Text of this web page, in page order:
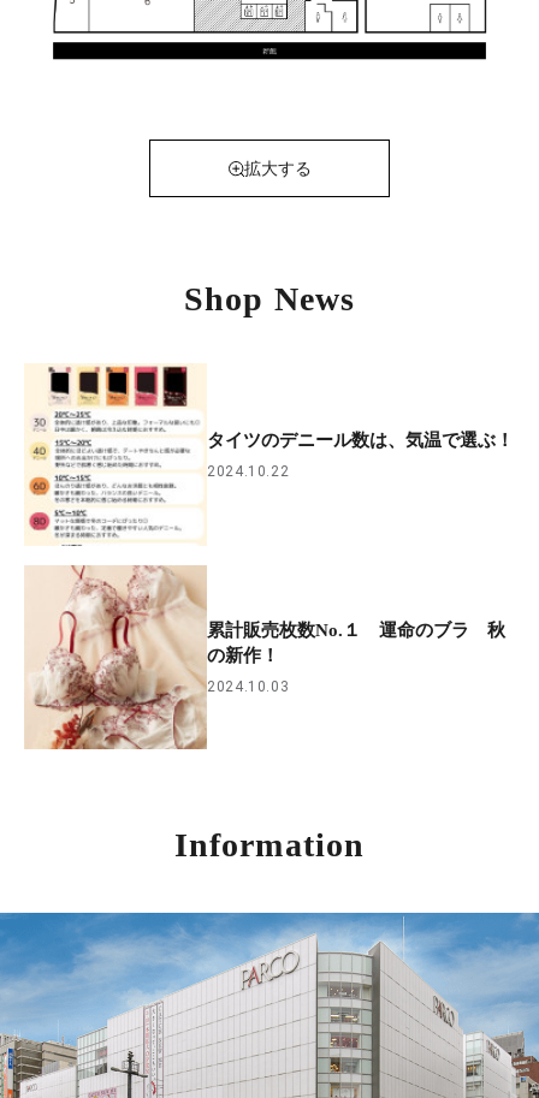
拡大する
Shop News
タイツのデニール数は、気温で選ぶ！
2024.10.22
累計販売枚数No.１ 運命のブラ 秋
の新作！
2024.10.03
Information